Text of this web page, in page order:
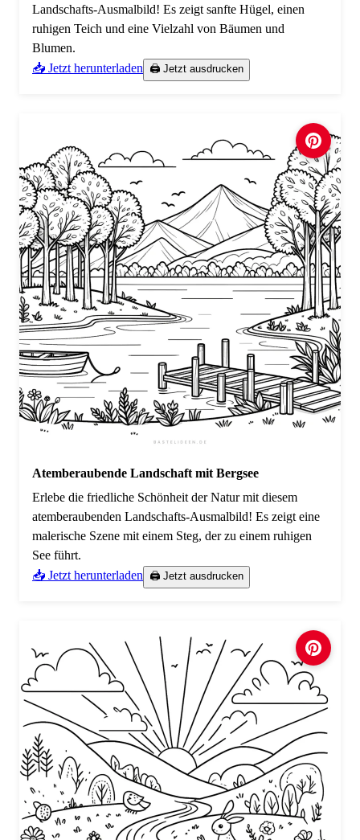
Landschafts-Ausmalbild! Es zeigt sanfte Hügel, einen
ruhigen Teich und eine Vielzahl von Bäumen und
Blumen.
📥 Jetzt herunterladen
🖨️ Jetzt ausdrucken
Atemberaubende Landschaft mit Bergsee
Erlebe die friedliche Schönheit der Natur mit diesem
atemberaubenden Landschafts-Ausmalbild! Es zeigt eine
malerische Szene mit einem Steg, der zu einem ruhigen
See führt.
📥 Jetzt herunterladen
🖨️ Jetzt ausdrucken